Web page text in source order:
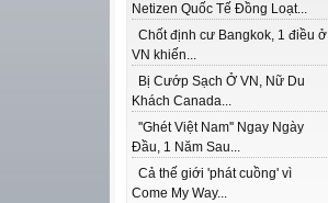
Netizen Quốc Tế Đồng Loạt...
Chốt định cư Bangkok, 1 điều ở
VN khiến...
Bị Cướp Sạch Ở VN, Nữ Du
Khách Canada...
''Ghét Việt Nam'' Ngay Ngày
Đầu, 1 Năm Sau...
Cả thế giới 'phát cuồng' vì
Come My Way...